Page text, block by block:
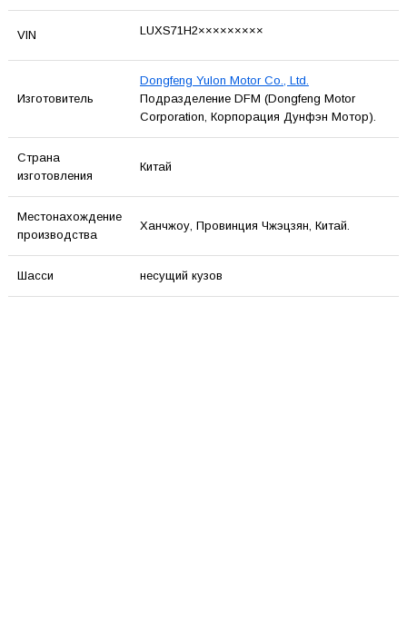
VIN LUXS71H2×××××××××
Изготовитель
Dongfeng Yulon Motor Co., Ltd.
Подразделение DFM (Dongfeng Motor
Corporation, Корпорация Дунфэн Мотор).
Страна
изготовления
Китай
Местонахождение
производства
Ханчжоу, Провинция Чжэцзян, Китай.
Шасси несущий кузов